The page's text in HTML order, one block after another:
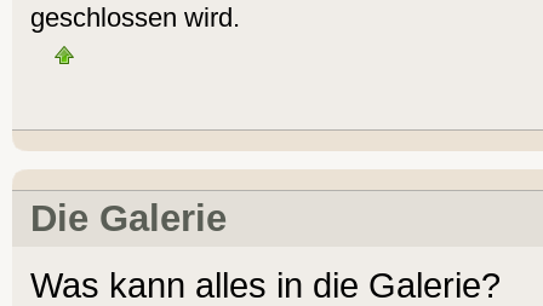
geschlossen wird.
Die Galerie
Was kann alles in die Galerie?